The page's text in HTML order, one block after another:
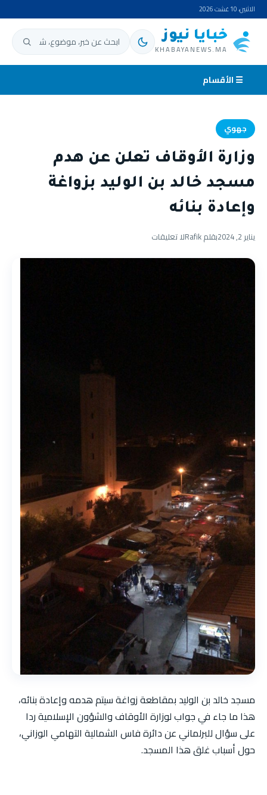
الاثنين، 10 غشت 2026
خبايا نيوز
KHABAYANEWS.MA ابحث عن:
☰ الأقسام
جهوي
وزارة الأوقاف تعلن عن هدم
مسجد خالد بن الوليد بزواغة
وإعادة بنائه
يناير 2, 2024 بقلم Rafik لا تعليقات
مسجد خالد بن الوليد بمقاطعة زواغة سيتم هدمه وإعادة بنائه،
هذا ما جاء في جواب لوزارة الأوقاف والشؤون الإسلامية ردا
على سؤال للبرلماني عن دائرة فاس الشمالية التهامي الوزاني،
حول أسباب غلق هذا المسجد.